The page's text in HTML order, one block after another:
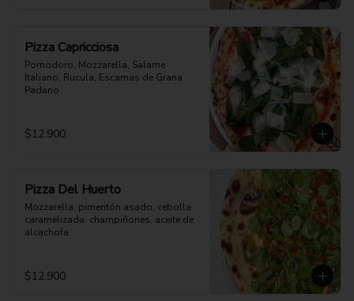
Pizza Capricciosa
Pomodoro, Mozzarella, Salame
Italiano, Rucula, Escamas de Grana
Padano
$12.900
Pizza Del Huerto
Mozzarella, pimentón asado, cebolla
caramelizada, champiñones, aceite de
alcachofa
$12.900